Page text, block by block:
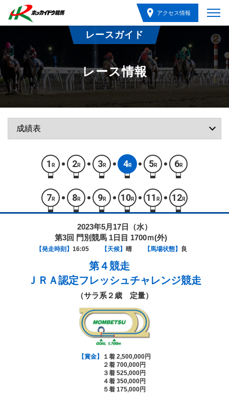
アクセス情報
レースガイド
レース情報
1 R 2R 3R 4R 5R 6R
7 R 8R 9R 10R 11 R 12R
2023年5月17日（水）
第3回 門別競馬 1日目 1700ｍ(外)
【発走時刻】 16:05 【天候】 晴 【馬場状態】 良
第４競走
ＪＲＡ認定フレッシュチャレンジ競走
（サラ系２歳 定量）
【賞金】
１着 2,500,000円
２着 700,000円
３着 525,000円
４着 350,000円
５着 175,000円